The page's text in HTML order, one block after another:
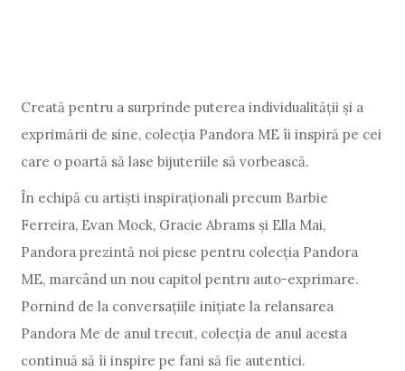
Creată pentru a surprinde puterea individualității și a
exprimării de sine, colecția Pandora ME îi inspiră pe cei
care o poartă să lase bijuteriile să vorbească.
În echipă cu artiști inspiraționali precum Barbie
Ferreira, Evan Mock, Gracie Abrams și Ella Mai,
Pandora prezintă noi piese pentru colecția Pandora
ME, marcând un nou capitol pentru auto-exprimare.
Pornind de la conversațiile inițiate la relansarea
Pandora Me de anul trecut, colecția de anul acesta
continuă să îi inspire pe fani să fie autentici.